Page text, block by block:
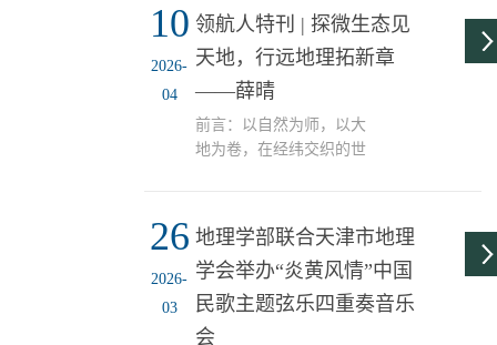
色，近日，地理学部成功
举办天津师范大学“实践育
人·知行合一”研学课程开
发大赛，鼓励学生立足专
践中运用所学、锤炼能
力，成长为新时代所需的
赛作品49份，吸引全校200
赛专家函评与持续打磨优
化，决赛环节，一等奖3
项、二等奖5项、三等奖...
10
2026-
04
领航人特刊 | 探微生态见
天地，行远地理拓新章
——薛晴
前言：以自然为师，以大
地为卷，在经纬交织的世
大学自然地理学硕士研究
生，在科研与实践的土壤
中踏实成长，于2025年荣
获国家奖学金。这条路，
26
2026-
03
地理学部联合天津市地理
学会举办“炎黄风情”中国
民歌主题弦乐四重奏音乐
会